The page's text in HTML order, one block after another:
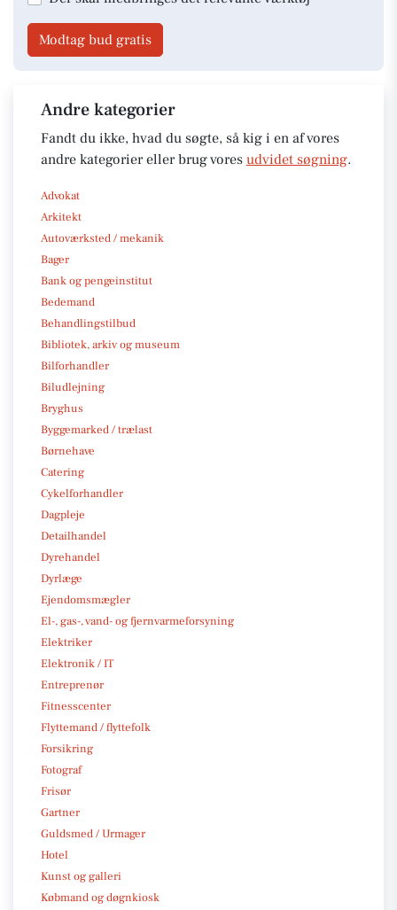
Modtag bud gratis
Andre kategorier
Fandt du ikke, hvad du søgte, så kig i en af vores
andre kategorier eller brug vores udvidet søgning.
Advokat
Arkitekt
Autoværksted / mekanik
Bager
Bank og pengeinstitut
Bedemand
Behandlingstilbud
Bibliotek, arkiv og museum
Bilforhandler
Biludlejning
Bryghus
Byggemarked / trælast
Børnehave
Catering
Cykelforhandler
Dagpleje
Detailhandel
Dyrehandel
Dyrlæge
Ejendomsmægler
El-, gas-, vand- og fjernvarmeforsyning
Elektriker
Elektronik / IT
Entreprenør
Fitnesscenter
Flyttemand / flyttefolk
Forsikring
Fotograf
Frisør
Gartner
Guldsmed / Urmager
Hotel
Kunst og galleri
Købmand og døgnkiosk